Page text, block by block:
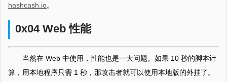
hashcash.io。
0x04 Web 性能
当然在 Web 中使用，性能也是一大问题。如果 10 秒的脚本计
算，用本地程序只需 1 秒，那攻击者就可以使用本地版的外挂了。